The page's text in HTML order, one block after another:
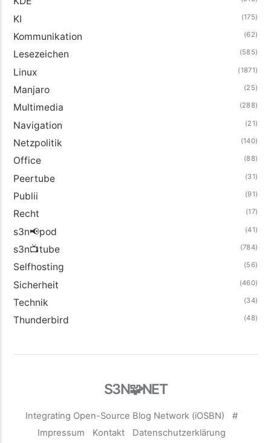
KI (175)
Kommunikation (62)
Lesezeichen (585)
Linux (1871)
Manjaro (25)
Multimedia (288)
Navigation (21)
Netzpolitik (140)
Office (88)
Peertube (31)
Publii (91)
Recht (17)
s3n📢pod (41)
s3n📺tube (784)
Selfhosting (56)
Sicherheit (460)
Technik (34)
Thunderbird (48)
S3N🧩NET
Integrating Open-Source Blog Network (iOSBN)
#
Impressum
Kontakt
Datenschutzerklärung